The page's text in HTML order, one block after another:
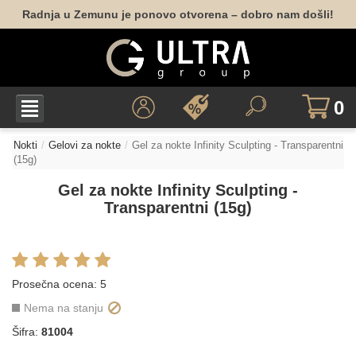
Radnja u Zemunu je ponovo otvorena – dobro nam došli!
0
Nokti Gelovi za nokte
Gel za nokte Infinity Sculpting - Transparentni
(15g)
Gel za nokte Infinity Sculpting -
Transparentni (15g)
Prosečna ocena: 5
Nema na stanju
Šifra: 81004